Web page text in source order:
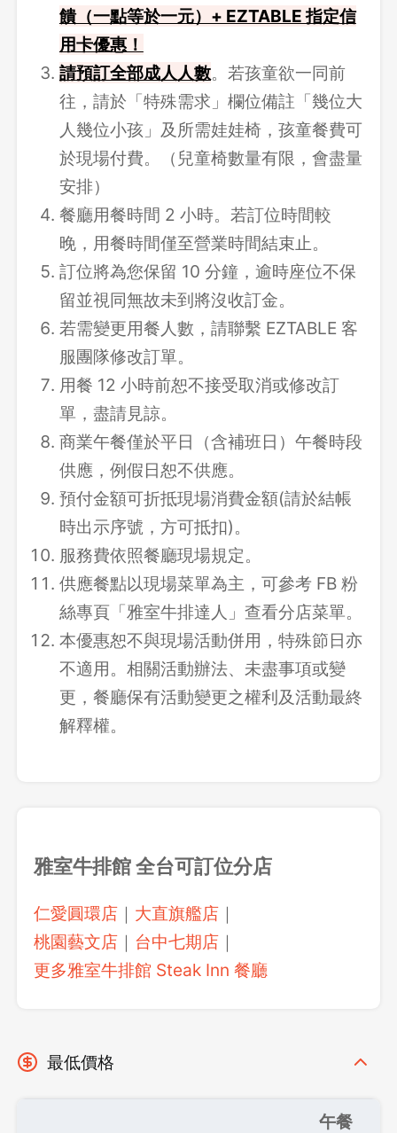
饋（一點等於一元）+ EZTABLE 指定信
用卡優惠！
請預訂全部成人人數。若孩童欲一同前
往，請於「特殊需求」欄位備註「幾位大
人幾位小孩」及所需娃娃椅，孩童餐費可
於現場付費。（兒童椅數量有限，會盡量
安排）
餐廳用餐時間 2 小時。若訂位時間較
晚，用餐時間僅至營業時間結束止。
訂位將為您保留 10 分鐘，逾時座位不保
留並視同無故未到將沒收訂金。
若需變更用餐人數，請聯繫 EZTABLE 客
服團隊修改訂單。
用餐 12 小時前恕不接受取消或修改訂
單，盡請見諒。
商業午餐僅於平日（含補班日）午餐時段
供應，例假日恕不供應。
預付金額可折抵現場消費金額(請於結帳
時出示序號，方可抵扣)。
服務費依照餐廳現場規定。
供應餐點以現場菜單為主，可參考 FB 粉
絲專頁「雅室牛排達人」查看分店菜單。
本優惠恕不與現場活動併用，特殊節日亦
不適用。相關活動辦法、未盡事項或變
更，餐廳保有活動變更之權利及活動最終
解釋權。
雅室牛排館 全台可訂位分店
仁愛圓環店 ｜ 大直旗艦店 ｜
桃園藝文店 ｜ 台中七期店 ｜
更多雅室牛排館 Steak Inn 餐廳
最低價格
午餐